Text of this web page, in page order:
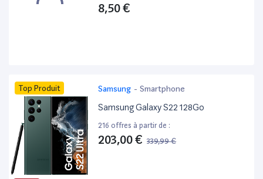
8,50 €
Top Produit Samsung - Smartphone
Samsung Galaxy S22 128Go
216 offres à partir de :
203,00 € 339,99 €